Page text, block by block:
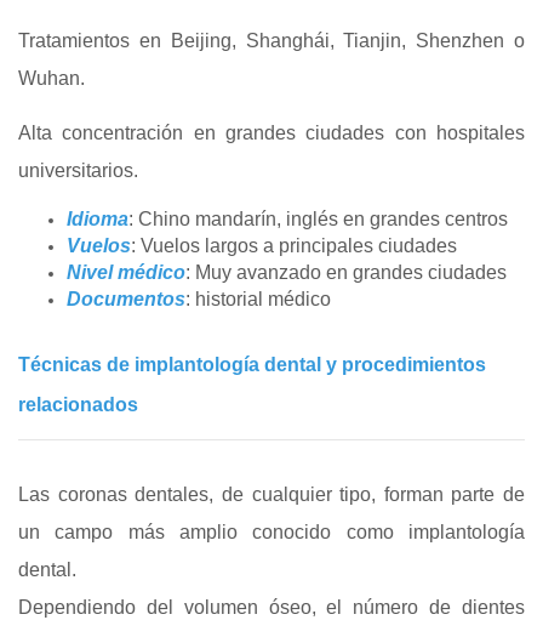
Tratamientos en Beijing, Shanghái, Tianjin, Shenzhen o
Wuhan.
Alta concentración en grandes ciudades con hospitales
universitarios.
Idioma: Chino mandarín, inglés en grandes centros
Vuelos: Vuelos largos a principales ciudades
Nivel médico: Muy avanzado en grandes ciudades
Documentos: historial médico
Técnicas de implantología dental y procedimientos
relacionados
Las coronas dentales, de cualquier tipo, forman parte de
un campo más amplio conocido como implantología
dental.
Dependiendo del volumen óseo, el número de dientes